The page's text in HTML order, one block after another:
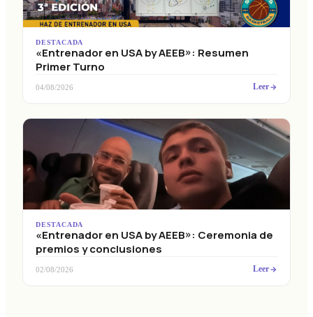
DESTACADA
«Entrenador en USA by AEEB»: Resumen
Primer Turno
04/08/2026 Leer
DESTACADA
«Entrenador en USA by AEEB»: Ceremonia de
premios y conclusiones
02/08/2026 Leer